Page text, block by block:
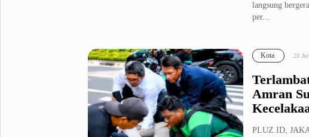
langsung
per...
Amran
Kota 23
PLUZ.ID,